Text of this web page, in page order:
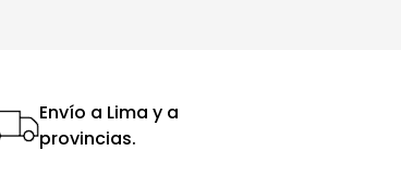
Envío a Lima y a
provincias.